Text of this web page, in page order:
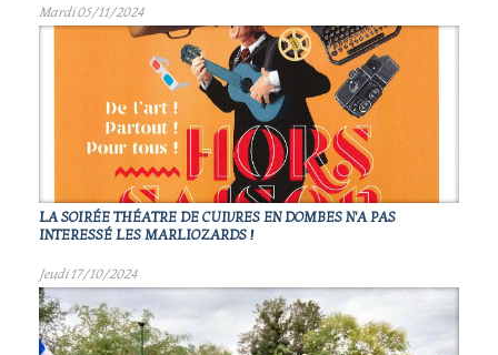
Mardi 05/11/2024
LA SOIRÉE THÉATRE DE CUIVRES EN DOMBES N'A PAS
INTERESSÉ LES MARLIOZARDS !
Jeudi 17/10/2024